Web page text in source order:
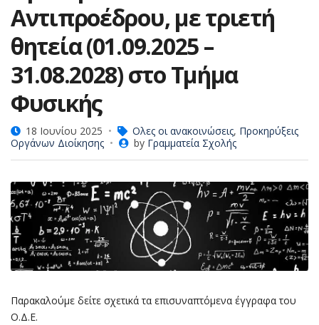
Αντιπροέδρου, με τριετή
θητεία (01.09.2025 –
31.08.2028) στο Τμήμα
Φυσικής
18 Ιουνίου 2025 Ολες οι ανακοινώσεις, Προκηρύξεις
Οργάνων Διοίκησης
by Γραμματεία Σχολής
Παρακαλούμε δείτε σχετικά τα επισυναπτόμενα έγγραφα του
Ο.Δ.Ε.